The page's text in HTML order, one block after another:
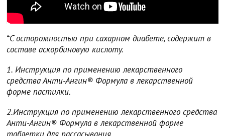
*С осторожностью при сахарном диабете, содержит в
составе аскорбиновую кислоту.
1. Инструкция по применению лекарственного
средства Анти-Ангин® Формула в лекарственной
форме пастилки.
2.Инструкция по применению лекарственного средства
Анти-Ангин® Формула в лекарственной форме